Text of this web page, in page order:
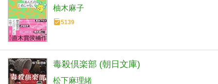
柚木麻子
5139
毒殺倶楽部 (朝日文庫)
松下麻理緒